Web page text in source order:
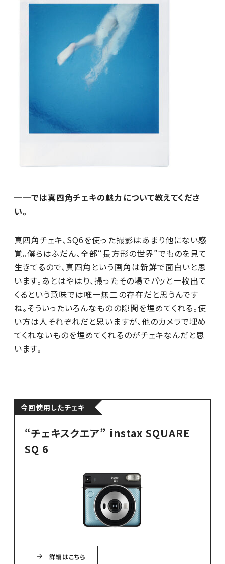
──では真四角チェキの魅力について教えてくださ
い。
真四角チェキ、SQ6を使った撮影はあまり他にない感
覚。僕らはふだん、全部“長方形の世界”でものを見て
生きてるので、真四角という画角は新鮮で面白いと思
います。あとはやはり、撮ったその場でパッと一枚出て
くるという意味では唯一無二の存在だと思うんです
ね。そういったいろんなものの隙間を埋めてくれる。使
い方は人それぞれだと思いますが、他のカメラで埋め
てくれないものを埋めてくれるのがチェキなんだと思
います。
今回使用したチェキ
“チェキスクエア” instax SQUARE
SQ 6
詳細はこちら